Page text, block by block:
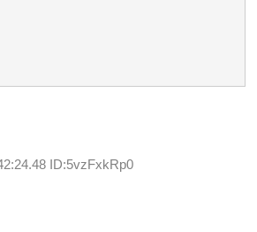
ID:5vzFxkRp0